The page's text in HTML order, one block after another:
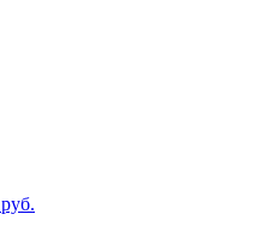
руб.